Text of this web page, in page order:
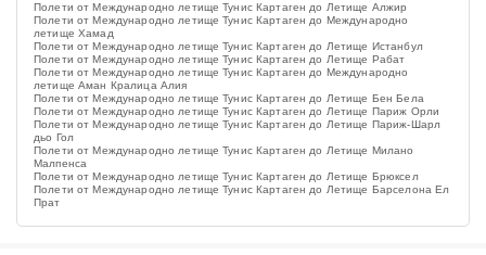
Полети от Международно летище Тунис Картаген до Летище Алжир
Полети от Международно летище Тунис Картаген до Международно
летище Хамад
Полети от Международно летище Тунис Картаген до Летище Истанбул
Полети от Международно летище Тунис Картаген до Летище Рабат
Полети от Международно летище Тунис Картаген до Международно
летище Аман Кралица Алия
Полети от Международно летище Тунис Картаген до Летище Бен Бела
Полети от Международно летище Тунис Картаген до Летище Париж Орли
Полети от Международно летище Тунис Картаген до Летище Париж-Шарл
дьо Гол
Полети от Международно летище Тунис Картаген до Летище Милано
Малпенса
Полети от Международно летище Тунис Картаген до Летище Брюксел
Полети от Международно летище Тунис Картаген до Летище Барселона Ел
Прат